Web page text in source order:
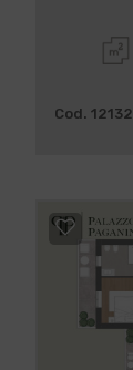
Cod. 12132